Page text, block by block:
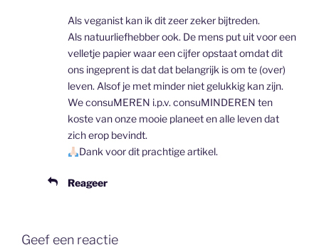
Als veganist kan ik dit zeer zeker bijtreden.
Als natuurliefhebber ook. De mens put uit voor een
velletje papier waar een cijfer opstaat omdat dit
ons ingeprent is dat dat belangrijk is om te (over)
leven. Alsof je met minder niet gelukkig kan zijn.
We consuMEREN i.p.v. consuMINDEREN ten
koste van onze mooie planeet en alle leven dat
zich erop bevindt.
Dank voor dit prachtige artikel.
Reageer
Geef een reactie